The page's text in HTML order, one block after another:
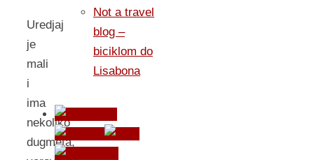
Uredjaj
je
mali
i
ima
nekoliko
dugmeta,
Not a travel
blog –
biciklom do
Lisabona